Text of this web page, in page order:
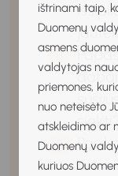
ištrinami taip,
Duomenų
asmens
valdytojas
priemones,
nuo neteisėto
atskleidimo ar
Duomenų
kuriuos